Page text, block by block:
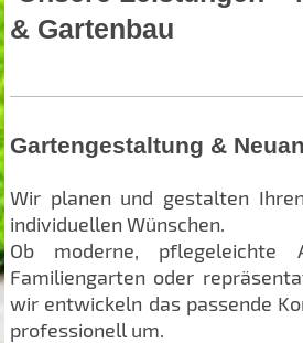
& Gartenbau
Gartengestaltung &
Wir planen und gestalten
individuellen Wünschen.
Ob moderne, pflegeleichte
Familiengarten oder
wir entwickeln das passende
professionell um.